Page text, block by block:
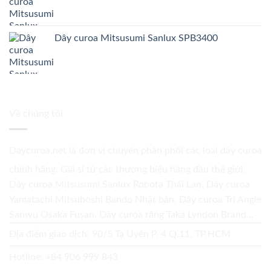
Dây curoa Mitsusumi Sanlux SPB3400